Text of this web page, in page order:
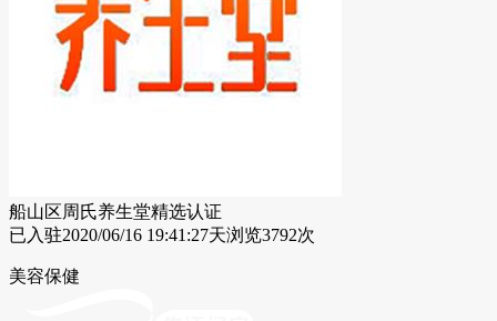
船山区周氏养生堂精选认证
已入驻2020/06/16 19:41:27天浏览3792次
美容保健